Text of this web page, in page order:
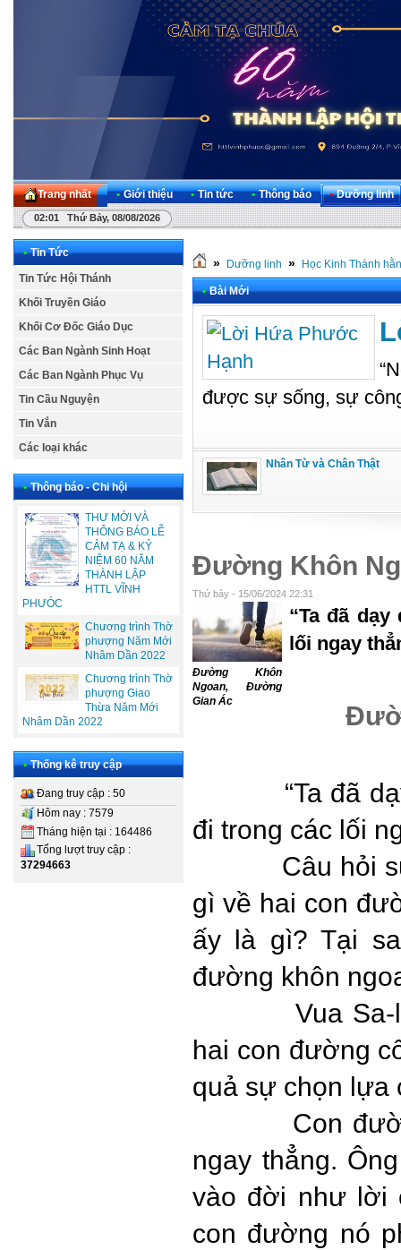
Trang nhất • Giới thiệu • Tin tức • Thông báo • Dưỡng linh
02:01 Thứ Bảy, 08/08/2026
• Tin Tức
Tin Tức Hội Thánh
Khối Truyền Giáo
Khối Cơ Đốc Giáo Dục
Các Ban Ngành Sinh Hoạt
Các Ban Ngành Phục Vụ
Tin Cầu Nguyện
Tin Vắn
Các loại khác
• Thông báo - Chi hội
THƯ MỜI VÀ
THÔNG BÁO LỄ
CẢM TẠ & KỶ
NIỆM 60 NĂM
THÀNH LẬP
HTTL VĨNH
PHƯÓC
Chương trình Thờ
phượng Năm Mới
Nhâm Dần 2022
Chương trình Thờ
phượng Giao
Thừa Năm Mới
Nhâm Dần 2022
• Thống kê truy cập
Đang truy cập : 50
Hôm nay : 7579
Tháng hiện tại : 164486
Tổng lượt truy cập :
37294663
» Dưỡng linh » Học Kinh Thánh
• Bài Mới
được sự sống, sự
Nhân Từ và Chân Thật
Đường Khôn
Thứ bảy - 15/06/2024 22:31
Đường Khôn
Ngoan, Đường
Gian Ác
“Ta đã
lối ngay
“Ta đã
đi trong các lối
Câu hỏi
gì về hai con
ấy là gì? Tại
đường khôn
Vua
hai con đường
quả sự chọn lựa
Con
ngay thẳng.
vào đời như lời
con đường nó